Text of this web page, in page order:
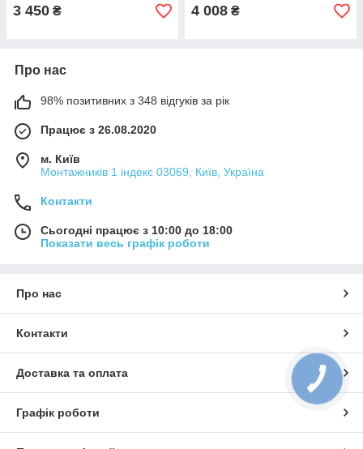
3 450 ₴ 4 008 ₴
Про нас
98% позитивних з 348 відгуків за рік
Працює з 26.08.2020
м. Київ
Монтажників 1 індекс 03069, Київ, Україна
Контакти
Сьогодні працює з 10:00 до 18:00
Показати весь графік роботи
Про нас
Контакти
Доставка та оплата
Графік роботи